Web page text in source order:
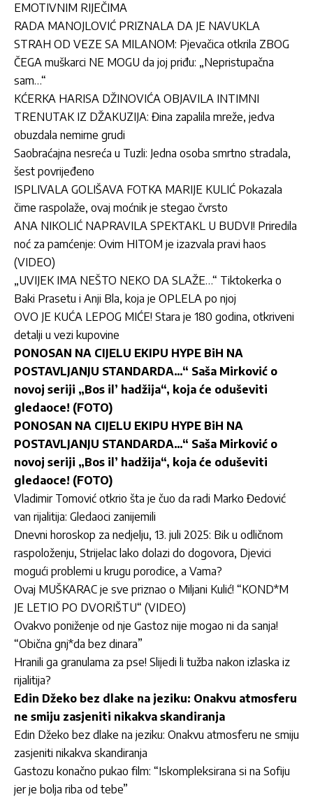
EMOTIVNIM RIJEČIMA
RADA MANOJLOVIĆ PRIZNALA DA JE NAVUKLA
STRAH OD VEZE SA MILANOM: Pjevačica otkrila ZBOG
ČEGA muškarci NE MOGU da joj priđu: „Nepristupačna
sam…“
KĆERKA HARISA DŽINOVIĆA OBJAVILA INTIMNI
TRENUTAK IZ DŽAKUZIJA: Đina zapalila mreže, jedva
obuzdala nemirne grudi
Saobraćajna nesreća u Tuzli: Jedna osoba smrtno stradala,
šest povrijeđeno
ISPLIVALA GOLIŠAVA FOTKA MARIJE KULIĆ Pokazala
čime raspolaže, ovaj moćnik je stegao čvrsto
ANA NIKOLIĆ NAPRAVILA SPEKTAKL U BUDVI! Priredila
noć za pamćenje: Ovim HITOM je izazvala pravi haos
(VIDEO)
„UVIJEK IMA NEŠTO NEKO DA SLAŽE…“ Tiktokerka o
Baki Prasetu i Anji Bla, koja je OPLELA po njoj
OVO JE KUĆA LEPOG MIĆE! Stara je 180 godina, otkriveni
detalji u vezi kupovine
PONOSAN NA CIJELU EKIPU HYPE BiH NA
POSTAVLJANJU STANDARDA…“ Saša Mirković o
novoj seriji „Bos il’ hadžija“, koja će oduševiti
gledaoce! (FOTO)
PONOSAN NA CIJELU EKIPU HYPE BiH NA
POSTAVLJANJU STANDARDA…“ Saša Mirković o
novoj seriji „Bos il’ hadžija“, koja će oduševiti
gledaoce! (FOTO)
Vladimir Tomović otkrio šta je čuo da radi Marko Đedović
van rijalitija: Gledaoci zanijemili
Dnevni horoskop za nedjelju, 13. juli 2025: Bik u odličnom
raspoloženju, Strijelac lako dolazi do dogovora, Djevici
mogući problemi u krugu porodice, a Vama?
Ovaj MUŠKARAC je sve priznao o Miljani Kulić! “KOND*M
JE LETIO PO DVORIŠTU“ (VIDEO)
Ovakvo poniženje od nje Gastoz nije mogao ni da sanja!
“Obična gnj*da bez dinara”
Hranili ga granulama za pse! Slijedi li tužba nakon izlaska iz
rijalitija?
Edin Džeko bez dlake na jeziku: Onakvu atmosferu
ne smiju zasjeniti nikakva skandiranja
Edin Džeko bez dlake na jeziku: Onakvu atmosferu ne smiju
zasjeniti nikakva skandiranja
Gastozu konačno pukao film: “Iskompleksirana si na Sofiju
jer je bolja riba od tebe”